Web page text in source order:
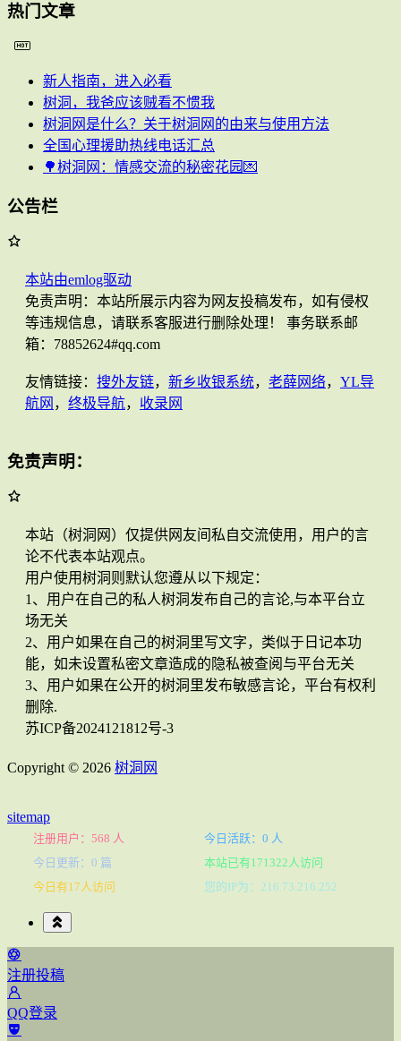
热门文章
新人指南，进入必看
树洞，我爸应该贼看不惯我
树洞网是什么？关于树洞网的由来与使用方法
全国心理援助热线电话汇总
🌳树洞网：情感交流的秘密花园💌
公告栏
本站由emlog驱动
免责声明：本站所展示内容为网友投稿发布，如有侵权
等违规信息，请联系客服进行删除处理！ 事务联系邮
箱：78852624#qq.com
友情链接： 搜外友链， 新乡收银系统， 老薛网络， YL导
航网 ， 终极导航， 收录网
免责声明：
本站（树洞网）仅提供网友间私自交流使用，用户的言
论不代表本站观点。
用户使用树洞则默认您遵从以下规定：
1、用户在自己的私人树洞发布自己的言论,与本平台立
场无关
2、用户如果在自己的树洞里写文字，类似于日记本功
能，如未设置私密文章造成的隐私被查阅与平台无关
3、用户如果在公开的树洞里发布敏感言论，平台有权利
删除.
苏ICP备2024121812号-3
Copyright © 2026 树洞网
sitemap
注册用户：568 人
今日活跃：0 人
今日更新：0 篇
本站已有171322人访问
今日有17人访问
您的IP为：216.73.216.252
注册投稿
QQ登录